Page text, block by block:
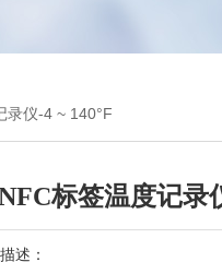
录仪-4 ~ 140°F
标签温度记录
述：